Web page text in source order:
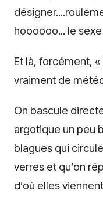
hoooooo... le
Et là, forcément,
vraiment de
On bascule
argotique un peu
blagues qui
verres et qu’on
d’où elles